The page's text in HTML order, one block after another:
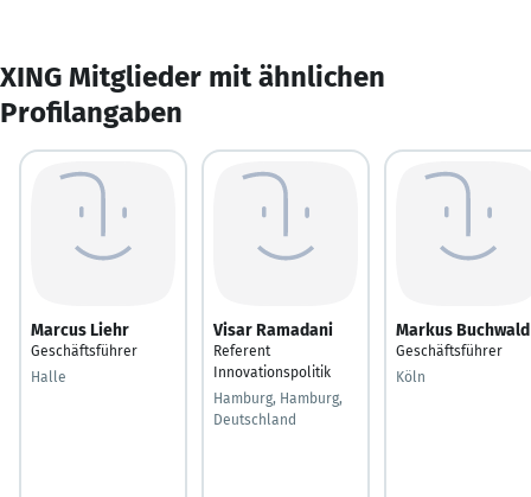
XING Mitglieder mit ähnlichen
Profilangaben
Marcus Liehr
Geschäftsführer
Halle
Visar Ramadani
Referent
Innovationspolitik
Hamburg, Hamburg,
Deutschland
Markus Buchwald
Geschäftsführer
Köln